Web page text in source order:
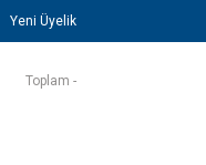
Yeni Üyelik
Toplam -